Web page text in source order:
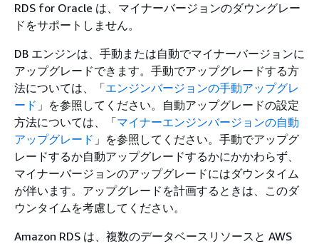
RDS for Oracle は、マイナーバージョンのダウングレー
ドをサポートしません。
DB エンジンは、手動または自動でマイナーバージョンに
アップグレードできます。手動でアップグレードする方
法については、「エンジンバージョンの手動アップグレ
ード 」を参照してください。自動アップグレードの設定
方法については、「マイナーエンジンバージョンの自動
アップグレード 」を参照してください。手動でアップグ
レードするか自動アップグレードするかにかかわらず、
マイナーバージョンのアップグレードにはダウンタイム
が伴います。アップグレードを計画するときは、このダ
ウンタイムを考慮してください。
Amazon RDS は、複数のデータベースリソースと AWS